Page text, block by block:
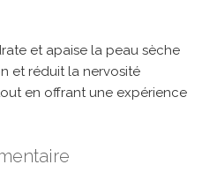
et apaise la peau sèche
et réduit la nervosité
en offrant une expérience